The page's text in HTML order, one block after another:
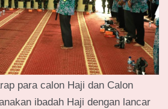
para calon Haji dan Calon
ibadah Haji dengan lancar